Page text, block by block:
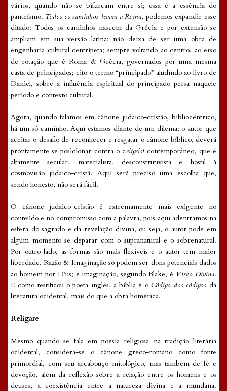
vários, quando não se bifurcam entre si; essa é a essência do
panteísmo. Todos os caminhos levam a Roma, podemos expandir esse
ditado: Todos os caminhos nascem da Grécia e por extensão se
ampliam em sua versão latina; não deixa de ser uma obra de
engenharia cultural centrípeta; sempre voltando ao centro, ao eixo
de rotação que é Roma & Grécia, governados por uma mesma
casta de principados; cito o termo “principado” aludindo ao livro de
Daniel, sobre a influência espiritual do principado persa naquele
período e contexto cultural.
Agora, quando falamos em cânone judaico-cristão, bibliocêntrico,
há um só caminho. Aqui estamos diante de um dilema; o autor que
aceitar o desafio de reconhecer e resgatar o cânone bíblico, deverá
prontamente se posicionar contra o zeitgeist contemporâneo, que é
altamente secular, materialista, desconstrutivista e hostil à
cosmovisão judaico-cristã. Aqui será preciso uma escolha que,
sendo honesto, não será fácil.
O cânone judaico-cristão é extremamente mais exigente no
conteúdo e no compromisso com a palavra, pois aqui adentramos na
esfera do sagrado e da revelação divina, ou seja, o autor pode em
algum momento se deparar com o supranatural e o sobrenatural.
Por outro lado, as formas são mais flexíveis e o autor tem maior
liberdade. Razão & Imaginação só podem ser dons potenciais dados
ao homem por D’us; e imaginação, segundo Blake, é Visão Divina.
E como testificou o poeta inglês, a bíblia é o Código dos códigos da
literatura ocidental, mais do que a obra homérica.
Religare
Mesmo quando se fala em poesia religiosa na tradição literária
ocidental, considera-se o cânone greco-romano como fonte
primordial, com seu arcabouço mitológico, mas também de fé e
devoção, além da reflexão sobre a relação entre os homens e os
deuses, a coexistência entre a natureza divina e a mundana.